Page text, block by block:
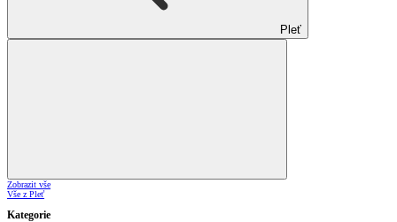
Pleť
Zobrazit vše
Vše z Pleť
Kategorie